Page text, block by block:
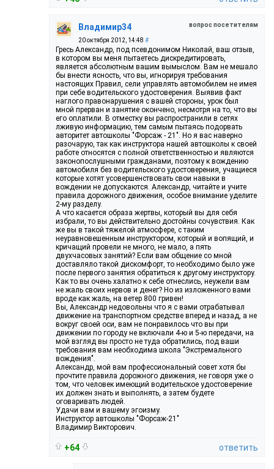
вопрос посетителям
Владимир34
20 октября 2012, 14:48 #
Гресь Александр, под псевдонимом Николай, ваш отзыв,
в котором вы меня пытаетесь дискредитировать,
является абсолютным вашим вымыслом. Вам не мешало
бы внести ясность, что вы, игнорируя требования
настоящих Правил, сели управлять автомобилем не имея
при себе водительского удостоверения. Выявив факт
наглого правонарушения с вашей стороны, урок был
мной прерван и занятие окончено, несмотря на то, что вы
его оплатили. В отместку вы распространили в сетях
лживую информацию, тем самым пытаясь подорвать
авторитет автошколы "Форсаж - 21". Но я вас наверно
разочарую, так как инструктора нашей автошколы к своей
работе относятся с полной ответственностью и являются
законопослушными гражданами, поэтому к вождению
автомобиля без водительского удостоверения, учащиеся
которые хотят усовершенствовать свои навыки в
вождении не допускаются. Александр, читайте и учите
правила дорожного движения, особое внимание уделите
2-му разделу.
А что касается образа жертвы, который вы для себя
избрали, то вы действительно достойны сочувствия. Как
же вы в такой тяжелой атмосфере, с таким
неуравновешенным инструктором, который и вопящий, и
кричащий провели не много, не мало, а пять
двухчасовых занятий? Если вам общение со мной
доставляло такой дискомфорт, то необходимо было уже
после первого занятия обратиться к другому инструктору.
Как то вы очень халатно к себе отнеслись, неужели вам
не жаль своих нервов и денег? Но из изложенного вами
вроде как жаль, на ветер 800 гривен!
Вы, Александр недовольны что я с вами отрабатывал
движение на транспортном средстве вперед и назад, а не
вокруг своей оси, вам не понравилось что вы при
движении по городу не включали 4-ю и 5-ю передачи, на
мой взгляд вы просто не туда обратились, под ваши
требования вам необходима школа "Экстремального
вождения".
Александр, мой вам профессиональный совет хотя бы
прочтите правила дорожного движения, не говоря уже о
том, что человек имеющий водительское удостоверение
их должен знать и выполнять, а затем будете
оговаривать людей.
Удачи вам и вашему эгоизму.
Инструктор автошколы "Форсаж-21"
Владимир Викторович.
+64 ответить